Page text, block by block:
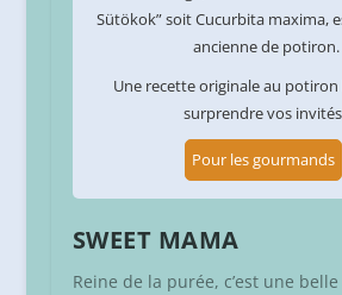
Sütökok” soit Cucurbita maxima,
ancienne de potiron.
Une recette originale au
surprendre vos
Pour les gourmands
SWEET MAMA
Reine de la purée, c’est une